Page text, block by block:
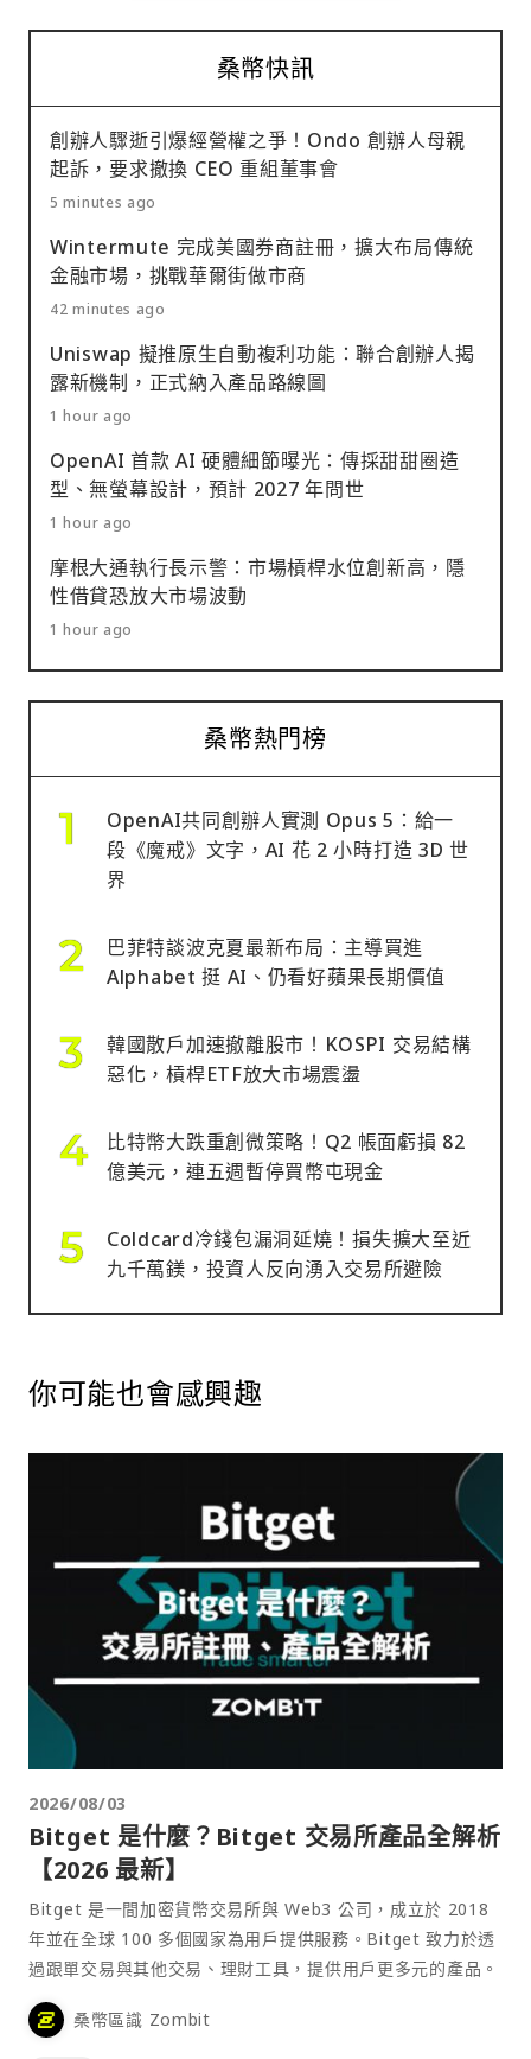
桑幣快訊
創辦人驟逝引爆經營權之爭！Ondo 創辦人母親
起訴，要求撤換 CEO 重組董事會
5 minutes ago
Wintermute 完成美國券商註冊，擴大布局傳統
金融市場，挑戰華爾街做市商
42 minutes ago
Uniswap 擬推原生自動複利功能：聯合創辦人揭
露新機制，正式納入產品路線圖
1 hour ago
OpenAI 首款 AI 硬體細節曝光：傳採甜甜圈造
型、無螢幕設計，預計 2027 年問世
1 hour ago
摩根大通執行長示警：市場槓桿水位創新高，隱
性借貸恐放大市場波動
1 hour ago
桑幣熱門榜
OpenAI共同創辦人實測 Opus 5：給一
段《魔戒》文字，AI 花 2 小時打造 3D 世
界
巴菲特談波克夏最新布局：主導買進
Alphabet 挺 AI、仍看好蘋果長期價值
韓國散戶加速撤離股市！KOSPI 交易結構
惡化，槓桿ETF放大市場震盪
比特幣大跌重創微策略！Q2 帳面虧損 82
億美元，連五週暫停買幣屯現金
Coldcard冷錢包漏洞延燒！損失擴大至近
九千萬鎂，投資人反向湧入交易所避險
你可能也會感興趣
2026/08/03
Bitget 是什麼？Bitget 交易所產品全解析
【2026 最新】
Bitget 是一間加密貨幣交易所與 Web3 公司，成立於 2018
年並在全球 100 多個國家為用戶提供服務。Bitget 致力於透
過跟單交易與其他交易、理財工具，提供用戶更多元的產品。
桑幣區識 Zombit